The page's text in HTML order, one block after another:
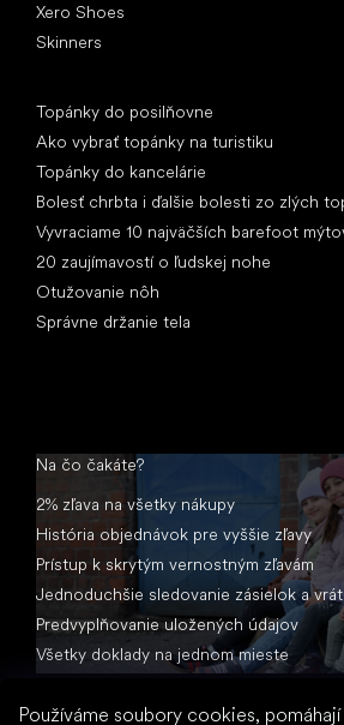
Používáme soubory cookies,
Xero Shoes
Skinners
Topánky do posilňovne
Ako vybrať topánky na turistiku
Topánky do kancelárie
Bolesť chrbta i ďalšie bolesti zo zlých
Vyvraciame 10 najväčších barefoot
20 zaujímavostí o ľudskej nohe
Otužovanie nôh
Správne držanie tela
Na čo čakáte?
2% zľava na všetky nákupy
História objednávok pre vyššie zľavy
Prístup k skrytým vernostným zľavám
Jednoduchšie sledovanie zásielok a
Predvyplňovanie uložených údajov
Všetky doklady na jednom mieste